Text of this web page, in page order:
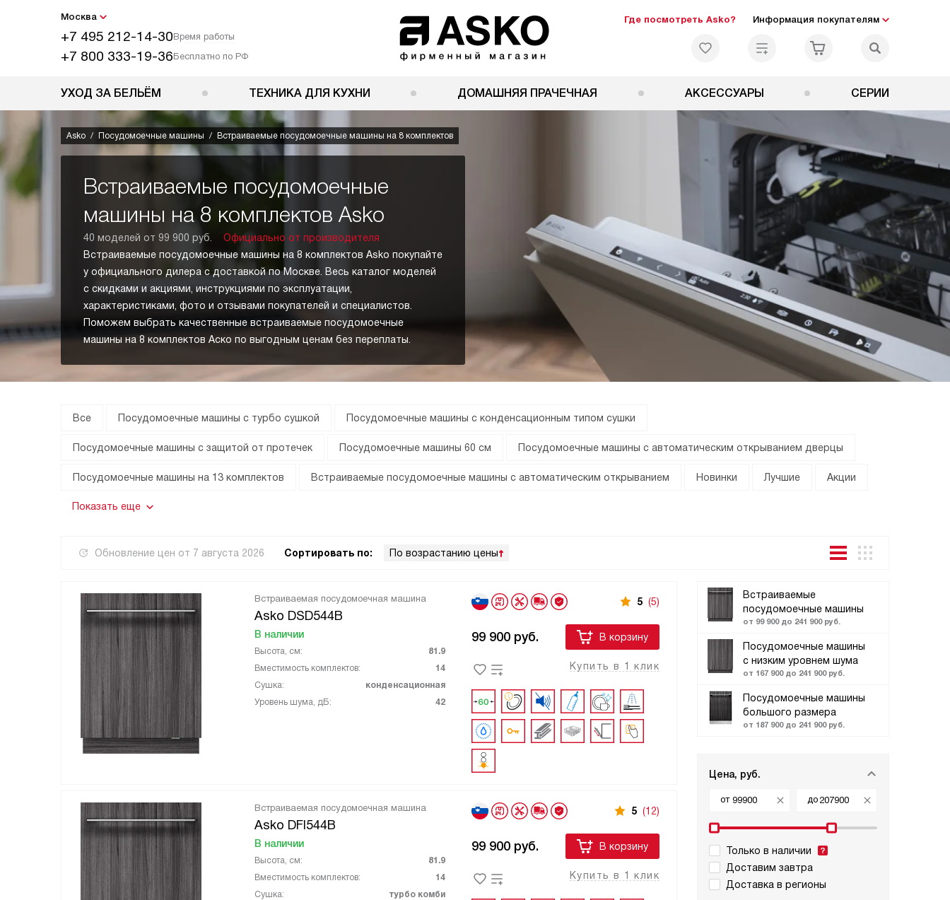
Москва
+7 495 212-14-30Время работы
+7 800 333-19-36Бесплатно по РФ
Где посмотреть Asko? Информация покупателям
УХОД ЗА БЕЛЬЁМ ТЕХНИКА ДЛЯ КУХНИ ДОМАШНЯЯ ПРАЧЕЧНАЯ АКСЕССУАРЫ СЕРИИ
Asko Посудомоечные машины Встраиваемые посудомоечные машины на 8 комплектов
Встраиваемые посудомоечные
машины на 8 комплектов Asko
40 моделей от 99 900 руб.
Официально от производителя
Встраиваемые посудомоечные машины на 8 комплектов Asko покупайте
у официального дилера с доставкой по Москве. Весь каталог моделей
с скидками и акциями, инструкциями по эксплуатации,
характеристиками, фото и отзывами покупателей и специалистов.
Поможем выбрать качественные встраиваемые посудомоечные
машины на 8 комплектов Аско по выгодным ценам без переплаты.
Все Посудомоечные машины с турбо сушкой Посудомоечные машины с конденсационным типом сушки
Посудомоечные машины с защитой от протечек Посудомоечные машины 60 см Посудомоечные машины с автоматическим открыванием дверцы
Посудомоечные машины на 13 комплектов Встраиваемые посудомоечные машины с автоматическим открыванием Новинки Лучшие Акции
Показать еще
Обновление цен от 7 августа 2026 Сортировать по: По возрастанию цены
Встраиваемые
посудомоечные машины
от 99 900 до 241 900 руб.
Посудомоечные машины
с низким уровнем шума
от 167 900 до 241 900 руб.
Посудомоечные машины
большого размера
от 187 900 до 241 900 руб.
Цена, руб.
от до
Только в наличии
Доставим завтра
Доставка в регионы
Встраиваемая посудомоечная машина
Asko DSD544B
В наличии
Высота, см:
81.9
Вместимость комплектов:
14
Сушка:
конденсационная
Уровень шума, дБ:
42
5 (5)
99 900 руб. В корзину
Купить в 1 клик
Встраиваемая посудомоечная машина
Asko DFI544B
В наличии
Высота, см:
81.9
Вместимость комплектов:
14
Сушка:
турбо комби
5 (12)
99 900 руб. В корзину
Купить в 1 клик